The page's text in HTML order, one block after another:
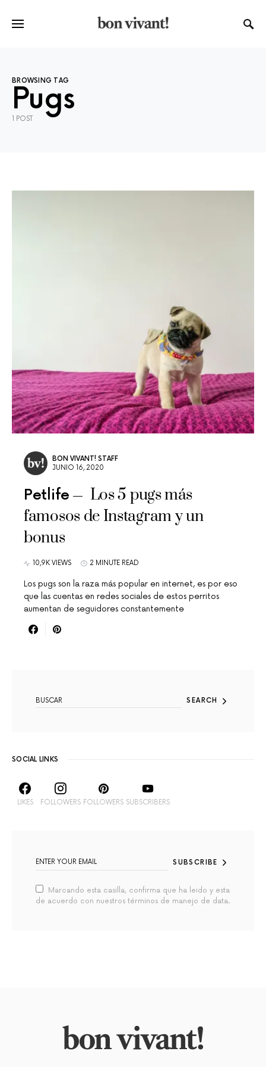
BROWSING TAG
Pugs
1 POST
BON VIVANT! STAFF
JUNIO 16, 2020
Petlife
Los 5 pugs más
famosos de Instagram y un
bonus
10,9K VIEWS 2 MINUTE READ
Los pugs son la raza más popular en internet, es por eso
que las cuentas en redes sociales de estos perritos
aumentan de seguidores constantemente
SEARCH
SOCIAL LINKS
LIKES FOLLOWERS FOLLOWERS SUBSCRIBERS
SUBSCRIBE
Marcando esta casilla, confirma que ha leido y esta
de acuerdo con nuestros términos de manejo de data.